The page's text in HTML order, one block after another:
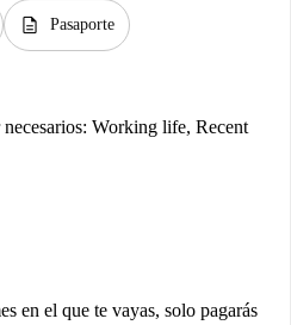
description Pasaporte
Working life, Recent
en el que te vayas, solo pagarás